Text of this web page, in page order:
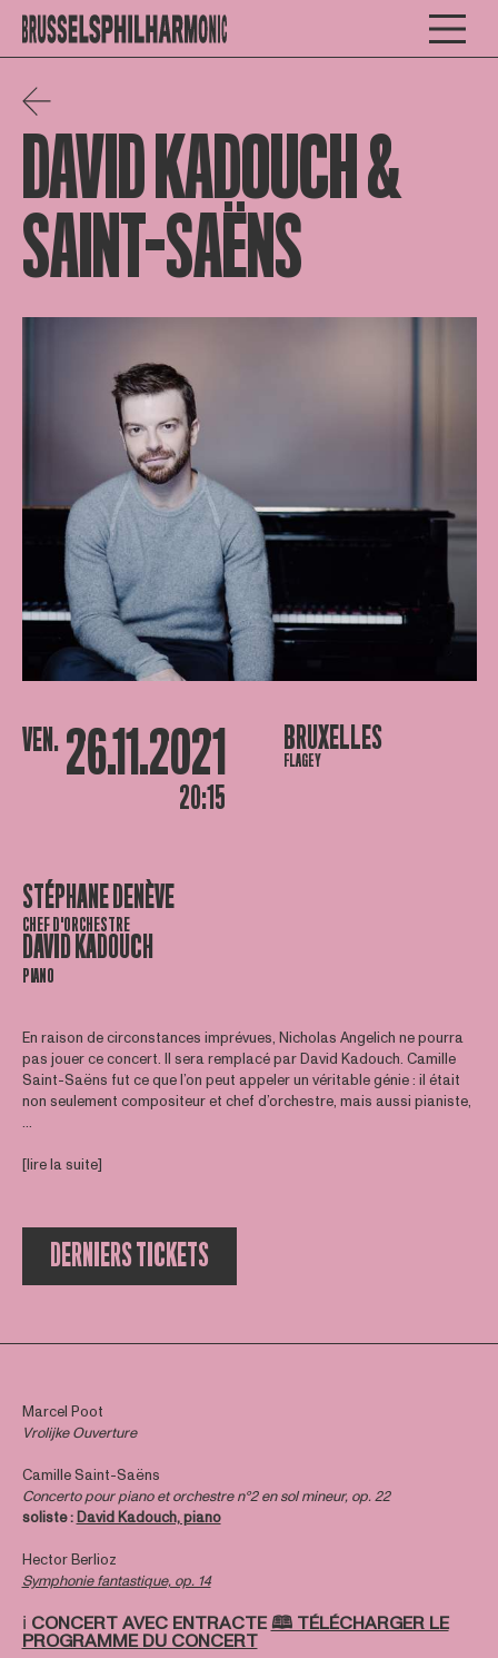
DAVID KADOUCH &
SAINT-SAËNS
VEN. 26.11.2021
20:15
BRUXELLES
FLAGEY
STÉPHANE DENÈVE
CHEF D'ORCHESTRE
DAVID KADOUCH
PIANO
En raison de circonstances imprévues, Nicholas Angelich ne pourra
pas jouer ce concert. Il sera remplacé par David Kadouch. Camille
Saint-Saëns fut ce que l’on peut appeler un véritable génie : il était
non seulement compositeur et chef d’orchestre, mais aussi pianiste,
...
[lire la suite]
DERNIERS TICKETS
Marcel Poot
Vrolijke Ouverture
Camille Saint-Saëns
Concerto pour piano et orchestre n°2 en sol mineur, op. 22
soliste :David Kadouch, piano
Hector Berlioz
Symphonie fantastique, op. 14
ℹ️ CONCERT AVEC ENTRACTE 🕮 TÉLÉCHARGER LE
PROGRAMME DU CONCERT